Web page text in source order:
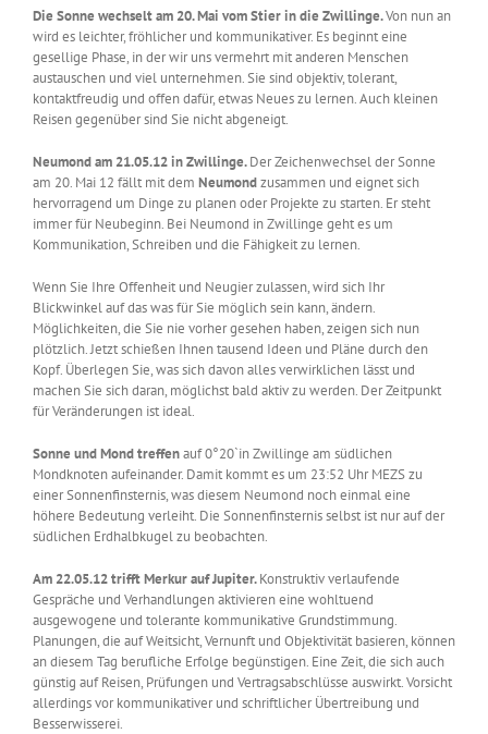
Die Sonne wechselt am 20. Mai vom Stier in die Zwillinge.Von nun an
wird es leichter, fröhlicher und kommunikativer. Es beginnt eine
gesellige Phase, in der wir uns vermehrt mit anderen Menschen
austauschen und viel unternehmen. Sie sind objektiv, tolerant,
kontaktfreudig und offen dafür, etwas Neues zu lernen. Auch kleinen
Reisen gegenüber sind Sie nicht abgeneigt.
Neumond am 21.05.12 in Zwillinge.Der Zeichenwechsel der Sonne
am 20. Mai 12 fällt mit dem Neumondzusammen und eignet sich
hervorragend um Dinge zu planen oder Projekte zu starten. Er steht
immer für Neubeginn. Bei Neumond in Zwillinge geht es um
Kommunikation, Schreiben und die Fähigkeit zu lernen.
Wenn Sie Ihre Offenheit und Neugier zulassen, wird sich Ihr
Blickwinkel auf das was für Sie möglich sein kann, ändern.
Möglichkeiten, die Sie nie vorher gesehen haben, zeigen sich nun
plötzlich. Jetzt schießen Ihnen tausend Ideen und Pläne durch den
Kopf. Überlegen Sie, was sich davon alles verwirklichen lässt und
machen Sie sich daran, möglichst bald aktiv zu werden. Der Zeitpunkt
für Veränderungen ist ideal.
Sonne und Mond treffenauf 0°20`in Zwillinge am südlichen
Mondknoten aufeinander. Damit kommt es um 23:52 Uhr MEZS zu
einer Sonnenfinsternis, was diesem Neumond noch einmal eine
höhere Bedeutung verleiht. Die Sonnenfinsternis selbst ist nur auf der
südlichen Erdhalbkugel zu beobachten.
Am 22.05.12 trifft Merkur auf Jupiter.Konstruktiv verlaufende
Gespräche und Verhandlungen aktivieren eine wohltuend
ausgewogene und tolerante kommunikative Grundstimmung.
Planungen, die auf Weitsicht, Vernunft und Objektivität basieren, können
an diesem Tag berufliche Erfolge begünstigen. Eine Zeit, die sich auch
günstig auf Reisen, Prüfungen und Vertragsabschlüsse auswirkt. Vorsicht
allerdings vor kommunikativer und schriftlicher Übertreibung und
Besserwisserei.